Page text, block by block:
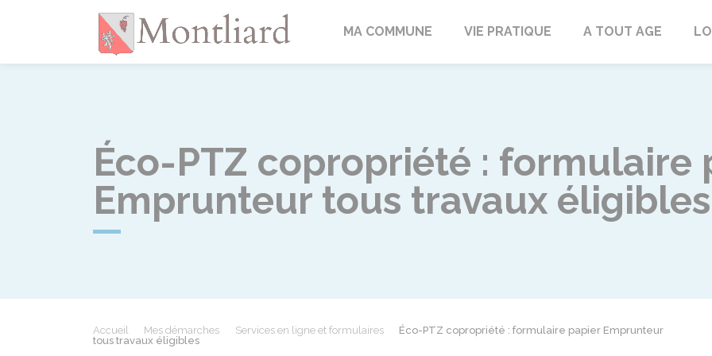
MontliardMA COMMUNE VIE PRATIQUE A TOUT AGE
Éco-PTZ copropriété : formulaire
Emprunteur tous travaux éligibles
Accueil Mes démarches Services en ligne et formulaires
Éco-PTZ copropriété : formulaire papier Emprunteur
tous travaux éligibles